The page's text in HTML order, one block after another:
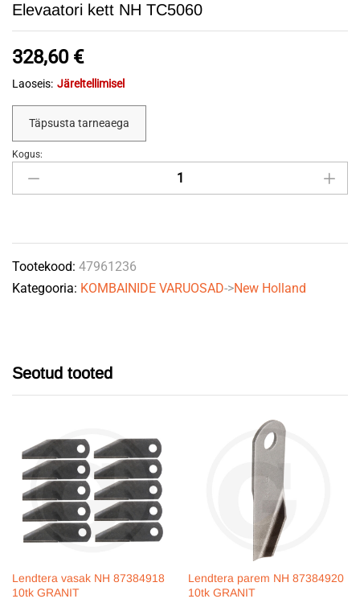
Elevaatori kett NH TC5060
328,60 €
Laoseis: Järeltellimisel
Täpsusta tarneaega
Elevaatori
kett
quantity
Kogus:
Tootekood: 47961236
Kategooria: KOMBAINIDE VARUOSAD->New Holland
Seotud tooted
Lendtera vasak NH 87384918
10tk GRANIT
Lendtera parem NH 87384920
10tk GRANIT